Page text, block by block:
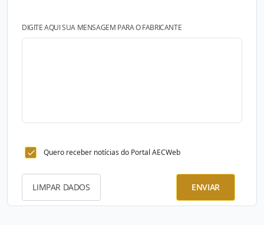
DIGITE AQUI SUA MENSAGEM PARA O FABRICANTE
Quero receber notícias do Portal AECWeb
LIMPAR DADOS ENVIAR